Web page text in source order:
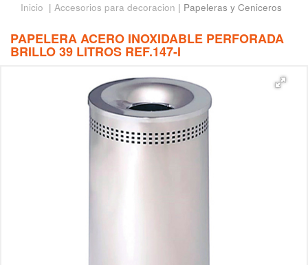
Inicio | Accesorios para decoracion | Papeleras y Ceniceros
PAPELERA ACERO INOXIDABLE PERFORADA
BRILLO 39 LITROS REF.147-I